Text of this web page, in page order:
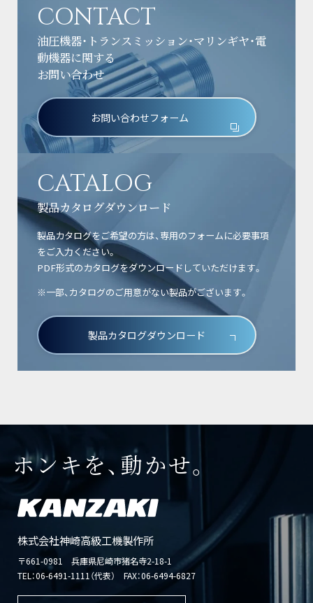
CONTACT
油圧機器・トランスミッション・マリンギヤ・電
動機器に関する
お問い合わせ
お問い合わせフォーム
CATALOG
製品カタログダウンロード
製品カタログをご希望の方は、専用のフォームに必要事項
をご入力ください。
PDF形式のカタログをダウンロードしていただけます。
※一部、カタログのご用意がない製品がございます。
製品カタログダウンロード
株式会社神崎高級工機製作所
〒661-0981 兵庫県尼崎市猪名寺2-18-1
TEL：06-6491-1111（代表） FAX：06-6494-6827
ホンキを、動かせ。